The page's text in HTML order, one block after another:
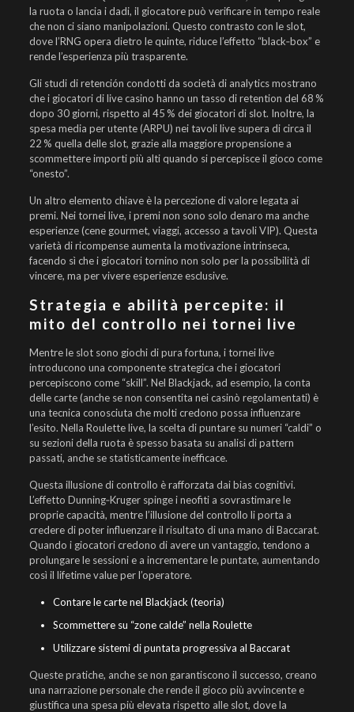
la ruota o lancia i dadi, il giocatore può verificare in tempo reale
che non ci siano manipolazioni. Questo contrasto con le slot,
dove l’RNG opera dietro le quinte, riduce l’effetto “black‑box” e
rende l’esperienza più trasparente.
Gli studi di retención condotti da società di analytics mostrano
che i giocatori di live casino hanno un tasso di retention del 68 %
dopo 30 giorni, rispetto al 45 % dei giocatori di slot. Inoltre, la
spesa media per utente (ARPU) nei tavoli live supera di circa il
22 % quella delle slot, grazie alla maggiore propensione a
scommettere importi più alti quando si percepisce il gioco come
“onesto”.
Un altro elemento chiave è la percezione di valore legata ai
premi. Nei tornei live, i premi non sono solo denaro ma anche
esperienze (cene gourmet, viaggi, accesso a tavoli VIP). Questa
varietà di ricompense aumenta la motivazione intrinseca,
facendo sì che i giocatori tornino non solo per la possibilità di
vincere, ma per vivere esperienze esclusive.
Strategia e abilità percepite: il
mito del controllo nei tornei live
Mentre le slot sono giochi di pura fortuna, i tornei live
introducono una componente strategica che i giocatori
percepiscono come “skill”. Nel Blackjack, ad esempio, la conta
delle carte (anche se non consentita nei casinò regolamentati) è
una tecnica conosciuta che molti credono possa influenzare
l’esito. Nella Roulette live, la scelta di puntare su numeri “caldi” o
su sezioni della ruota è spesso basata su analisi di pattern
passati, anche se statisticamente inefficace.
Questa illusione di controllo è rafforzata dai bias cognitivi.
L’effetto Dunning‑Kruger spinge i neofiti a sovrastimare le
proprie capacità, mentre l’illusione del controllo li porta a
credere di poter influenzare il risultato di una mano di Baccarat.
Quando i giocatori credono di avere un vantaggio, tendono a
prolungare le sessioni e a incrementare le puntate, aumentando
così il lifetime value per l’operatore.
Contare le carte nel Blackjack (teoria)
Scommettere su “zone calde” nella Roulette
Utilizzare sistemi di puntata progressiva al Baccarat
Queste pratiche, anche se non garantiscono il successo, creano
una narrazione personale che rende il gioco più avvincente e
giustifica una spesa più elevata rispetto alle slot, dove la